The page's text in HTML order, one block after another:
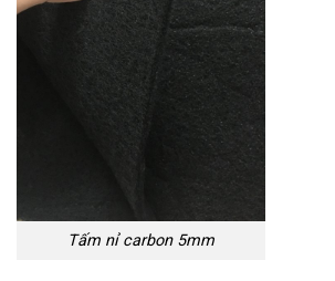
Tấm nỉ carbon 5mm